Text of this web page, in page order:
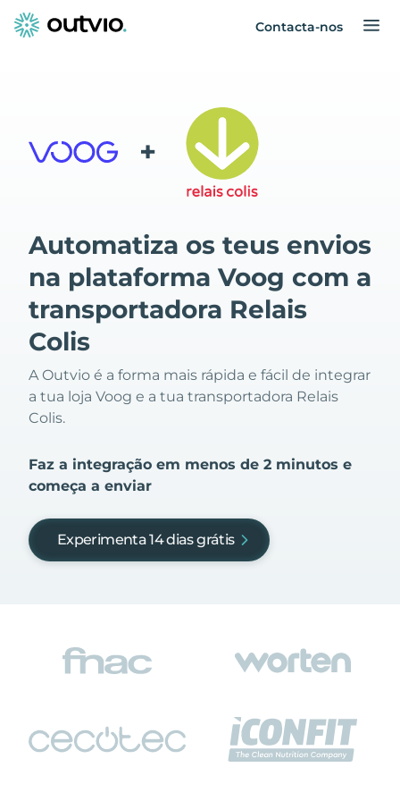
Contacta-nos
+
Automatiza os teus envios
na plataforma Voog com a
transportadora Relais
Colis
A Outvio é a forma mais rápida e fácil de integrar
a tua loja Voog e a tua transportadora Relais
Colis.
Faz a integração em menos de 2 minutos e
começa a enviar
Experimenta 14 dias grátis